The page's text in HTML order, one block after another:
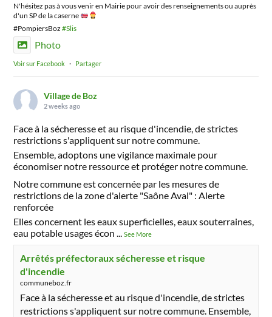
N'hésitez pas à vous venir en Mairie pour avoir des renseignements ou auprès
d'un SP de la caserne
#PompiersBoz#Slis
Photo
Voir sur Facebook · Partager
Village de Boz
2 weeks ago
Face à la sécheresse et au risque d'incendie, de strictes
restrictions s'appliquent sur notre commune.
Ensemble, adoptons une vigilance maximale pour
économiser notre ressource et protéger notre commune.
Notre commune est concernée par les mesures de
restrictions de la zone d'alerte "Saône Aval" : Alerte
renforcée
Elles concernent les eaux superficielles, eaux souterraines,
eau potable usages écon
...See More
Arrêtés préfectoraux sécheresse et risque
d'incendie
communeboz.fr
Face à la sécheresse et au risque d'incendie, de strictes
restrictions s'appliquent sur notre commune. Ensemble,